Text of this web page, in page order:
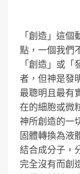
「創造」這
點，一個我們
「創造」或
者，但神是發
最聰明且最有
在的細胞或微
神所創造的一
固體轉換為液
結合成分子，
完全沒有而創